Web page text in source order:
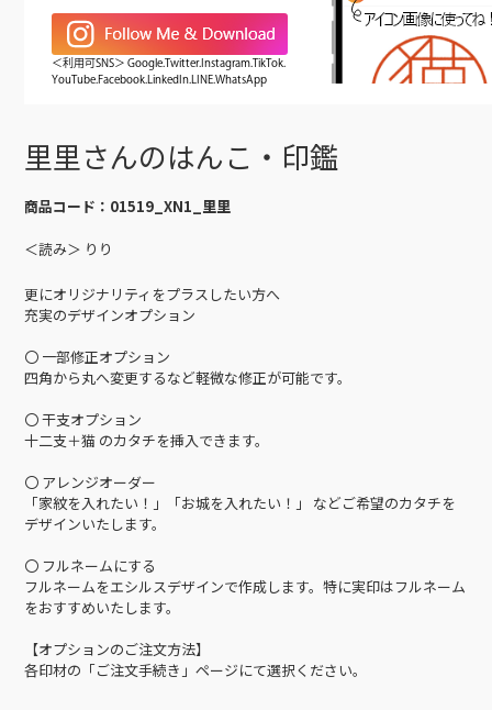
＜利用可SNS＞ Google.Twitter.Instagram.TikTok.
YouTube.Facebook.LinkedIn.LINE.WhatsApp
里里さんのはんこ・印鑑
商品コード： 01519_XN1_里里
＜読み＞ りり
更にオリジナリティをプラスしたい方へ
充実のデザインオプション
〇 一部修正オプション
四角から丸へ変更するなど軽微な修正が可能です。
〇 干支オプション
十二支＋猫 のカタチを挿入できます。
〇 アレンジオーダー
「家紋を入れたい！」「お城を入れたい！」 などご希望のカタチを
デザインいたします。
〇 フルネームにする
フルネームをエシルスデザインで作成します。特に実印はフルネーム
をおすすめいたします。
【オプションのご注文方法】
各印材の「ご注文手続き」ページにて選択ください。